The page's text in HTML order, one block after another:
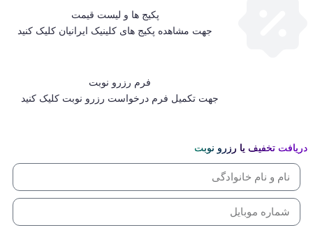
پکیج ها و لیست قیمت
جهت مشاهده پکیج های کلینیک ایرانیان کلیک کنید
فرم رزرو نوبت
جهت تکمیل فرم درخواست رزرو نوبت کلیک کنید
دریافت تخفیف یا رزرو نوبت